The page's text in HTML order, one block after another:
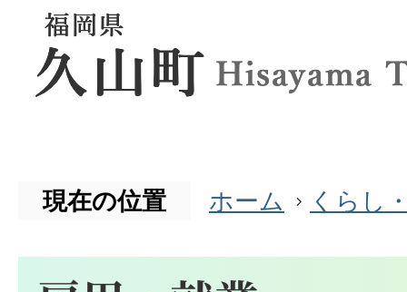
現在の位置 ホーム くらし